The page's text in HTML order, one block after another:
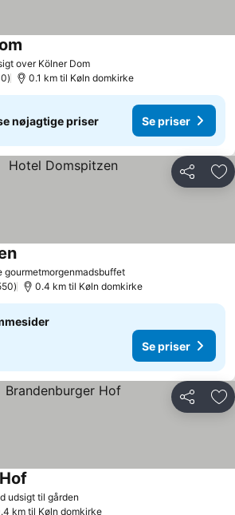
over Kölner Dom
0.1 km til Køln domkirke
nøjagtige priser Se priser
Del
gourmetmorgenmadsbuffet
0.4 km til Køln domkirke
Se priser
Del
udsigt til gården
km til Køln domkirke